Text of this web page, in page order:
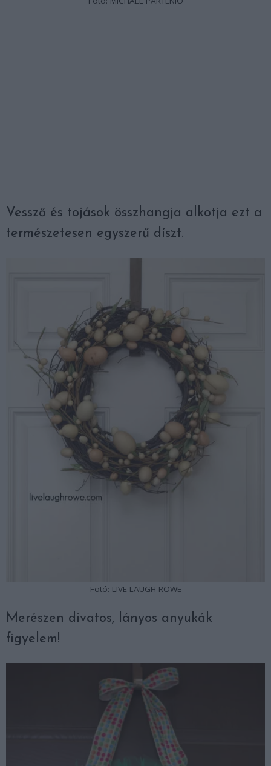
Vessző és tojások összhangja alkotja ezt a
természetesen egyszerű díszt.
Fotó: LIVE LAUGH ROWE
Merészen divatos, lányos anyukák
figyelem!